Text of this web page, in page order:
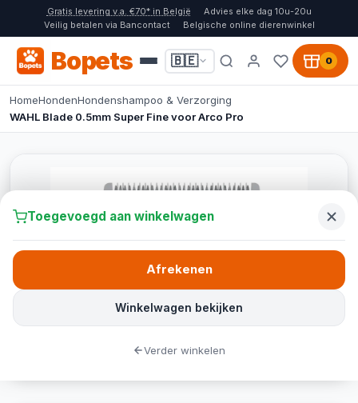
Gratis levering v.a. €70* in België
Advies elke dag 10u-20u
Veilig betalen via Bancontact
Belgische online dierenwinkel
Bopets 🇧🇪 0
HomeHondenHondenshampoo & Verzorging
WAHL Blade 0.5mm Super Fine voor Arco Pro
Toegevoegd aan winkelwagen
Winkelwagen bekijken
Afrekenen
Verder winkelen